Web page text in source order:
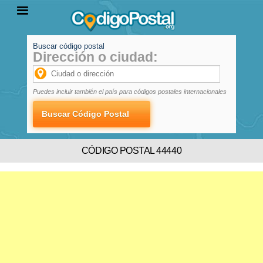
PROVINCIAS
LOCALIDADES
Buscar código postal
Dirección o ciudad:
Puedes incluir también el país para códigos postales internacionales
CÓDIGO POSTAL 44440